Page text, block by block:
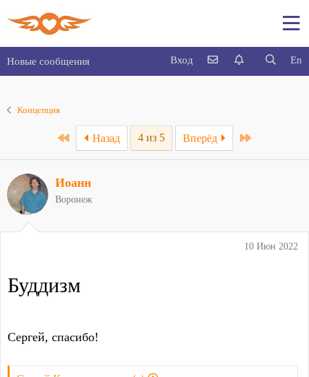
Новые сообщения En
Вход
Концепция
First Назад 4 из 5 Вперёд Last
10 Июн 2022
Буддизм
Сергей, спасибо!
Иоанн
Воронеж